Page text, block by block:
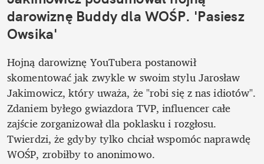
darowiznę Buddy dla WOŚP. 'Pasiesz
Owsika'
Hojną darowiznę YouTubera postanowił
skomentować jak zwykle w swoim stylu Jarosław
Jakimowicz, który uważa, że "robi się z nas idiotów".
Zdaniem byłego gwiazdora TVP, influencer całe
zajście zorganizował dla poklasku i rozgłosu.
Twierdzi, że gdyby tylko chciał wspomóc naprawdę
WOŚP, zrobiłby to anonimowo.